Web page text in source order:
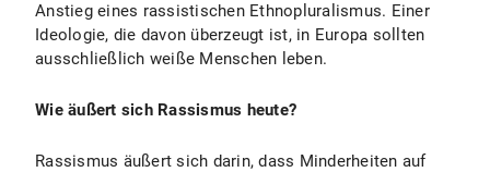
Anstieg eines rassistischen Ethnopluralismus. Einer
Ideologie, die davon überzeugt ist, in Europa sollten
ausschließlich weiße Menschen leben.
Wie äußert sich Rassismus heute?
Rassismus äußert sich darin, dass Minderheiten auf